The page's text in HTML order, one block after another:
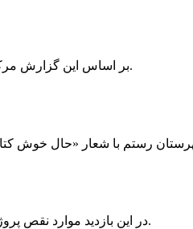
بر اساس این گزارش مرکز تاکسی بی سیم ممسنی به دلیل نداشتن پروانه ی کسب به استناد ماده ی ۲۷ و ۲۸ قانون نظام صنفی با دستور مقام قضایی تا اطلاع ثانوی پلمپ گردید.
در این بازدید موارد نقص پروژه توسط عوامل فنی مشخص و جهت رفع نقص برای رسیدن به مرحله تجهیز کتابخانه به مهران ضرغامی واگذار گردید که در اسرع وقت کار تحویل گردد.